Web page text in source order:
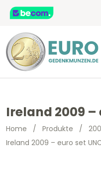
Ireland 2009 –
Home / Produkte /
Ireland 2009 – euro set